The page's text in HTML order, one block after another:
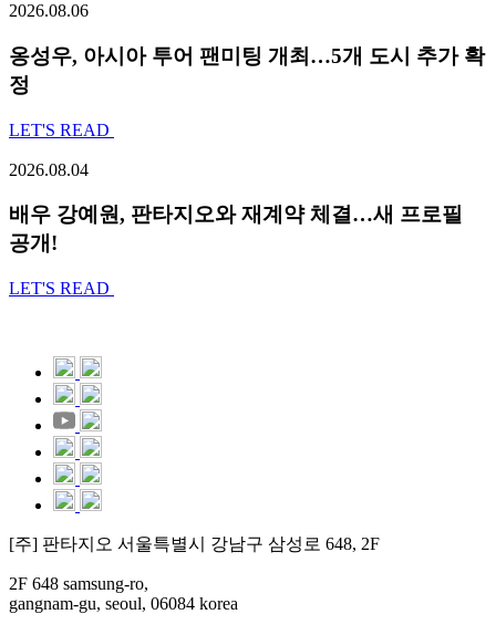
2026.08.06
옹성우, 아시아 투어 팬미팅 개최…5개 도시 추가 확
정
LET'S READ
2026.08.04
배우 강예원, 판타지오와 재계약 체결…새 프로필
공개!
LET'S READ
[주] 판타지오 서울특별시 강남구 삼성로 648, 2F
2F 648 samsung-ro,
gangnam-gu, seoul, 06084 korea